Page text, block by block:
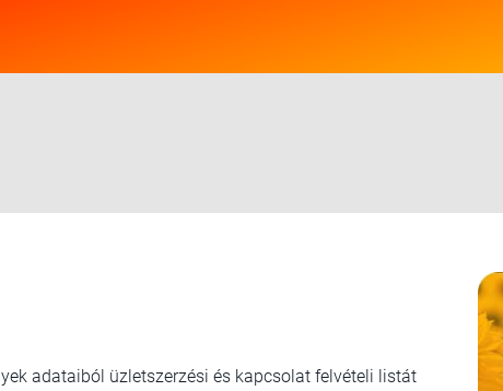
adataiból üzletszerzési és kapcsolat felvételi listát